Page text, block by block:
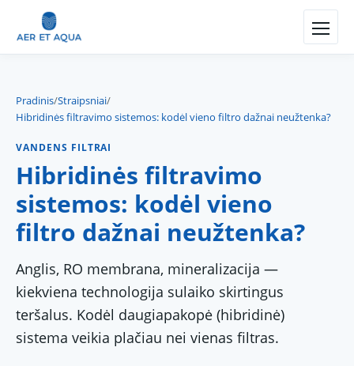
Pradinis/Straipsniai/
Hibridinės filtravimo sistemos: kodėl vieno filtro dažnai neužtenka?
VANDENS FILTRAI
Hibridinės filtravimo
sistemos: kodėl vieno
filtro dažnai neužtenka?
Anglis, RO membrana, mineralizacija —
kiekviena technologija sulaiko skirtingus
teršalus. Kodėl daugiapakopė (hibridinė)
sistema veikia plačiau nei vienas filtras.